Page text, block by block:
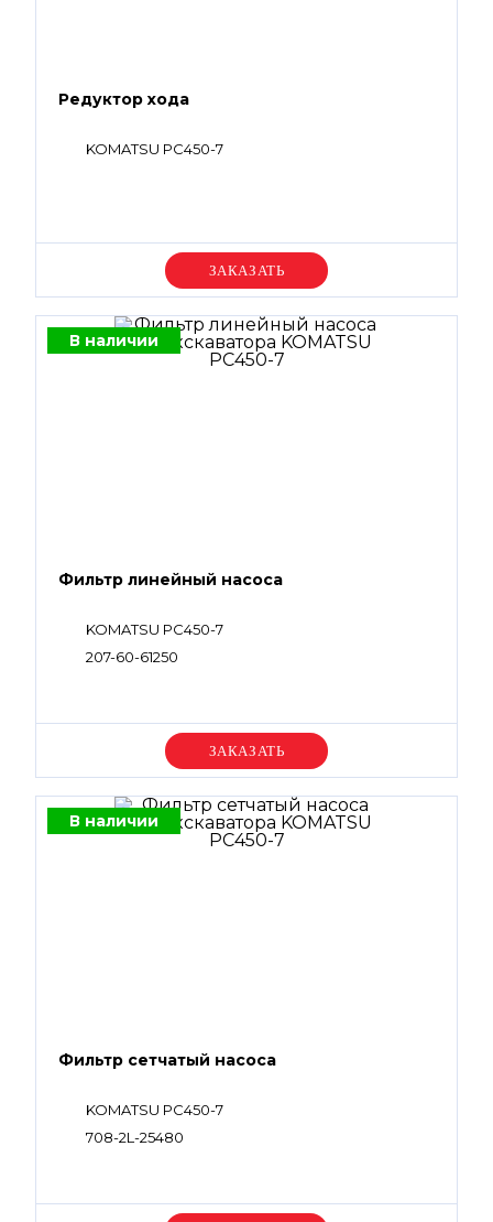
Редуктор хода
KOMATSU PC450-7
Уточняйте цену
В наличии
Фильтр линейный насоса
KOMATSU PC450-7
207-60-61250
Уточняйте цену
В наличии
Фильтр сетчатый насоса
KOMATSU PC450-7
708-2L-25480